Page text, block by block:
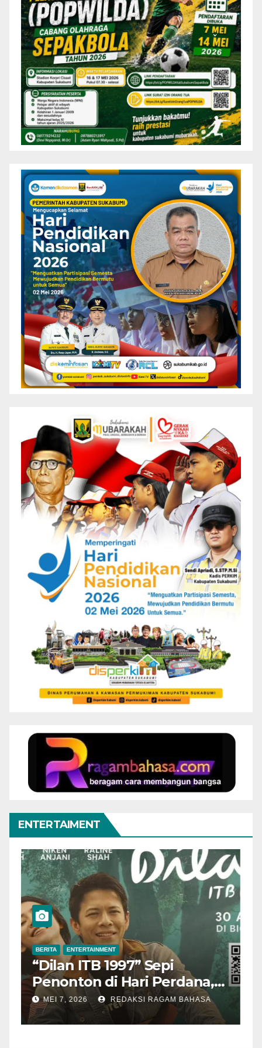
ENTERTAIMENT
BERITA ENTERTAINMENT
“Dilan ITB 1997” Sepi
Penonton di Hari Perdana,
Pengamat Nilai Cerita
Kurang Kuat
MEI 7, 2026 REDAKSI RAGAM BAHASA